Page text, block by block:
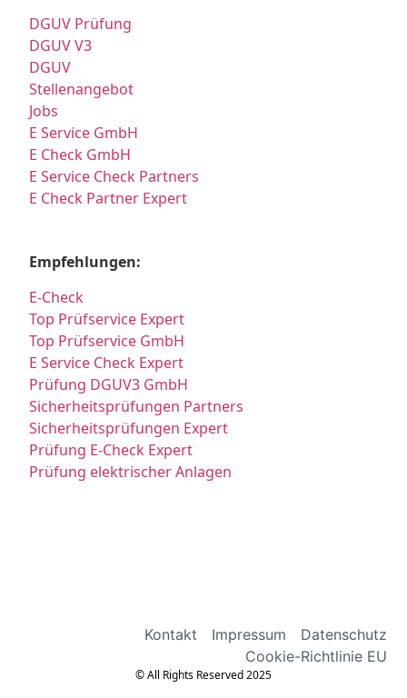
DGUV Prüfung
DGUV V3
DGUV
Stellenangebot
Jobs
E Service GmbH
E Check GmbH
E Service Check Partners
E Check Partner Expert
Empfehlungen:
E-Check
Top Prüfservice Expert
Top Prüfservice GmbH
E Service Check Expert
Prüfung DGUV3 GmbH
Sicherheitsprüfungen Partners
Sicherheitsprüfungen Expert
Prüfung E-Check Expert
Prüfung elektrischer Anlagen
Kontakt Impressum
Datenschutz
Cookie-Richtlinie EU
© All Rights Reserved 2025